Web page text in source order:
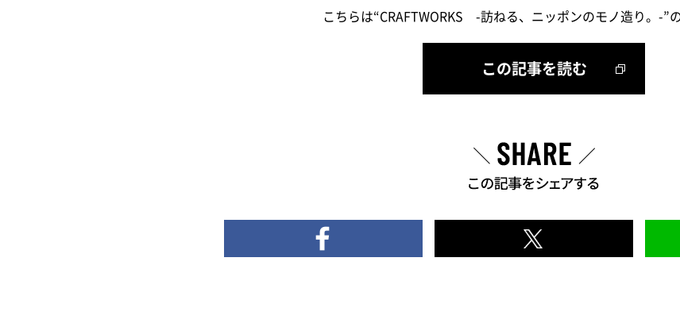
こちらは“CRAFTWORKS -訪ねる、ニッポンのモノ造り。-”
この記事を読む